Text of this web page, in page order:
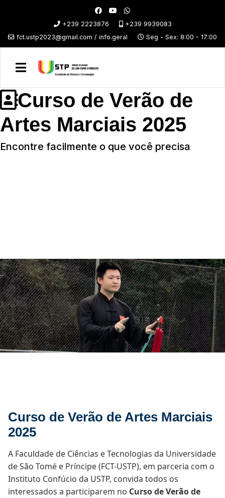
+239 2223876
+239 9939083
fct.ustp2023@gmail.com / info.geral
Seg - Sex: 8:00 - 17:00
Curso de Verão de
Artes Marciais 2025
Encontre facilmente o que você precisa
Curso de Verão de Artes Marciais
2025
A Faculdade de Ciências e Tecnologias da Universidade
de São Tomé e Príncipe (FCT-USTP), em parceria com o
Instituto Confúcio da USTP, convida todos os
interessados a participarem no Curso de Verão de